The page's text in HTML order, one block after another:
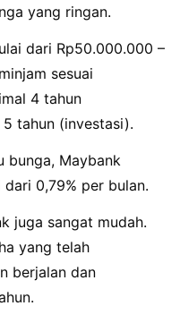
yang ringan.
dari Rp50.000.000 –
sesuai
4 tahun
tahun (investasi).
bunga, Maybank
0,79% per bulan.
juga sangat mudah.
yang telah
berjalan dan